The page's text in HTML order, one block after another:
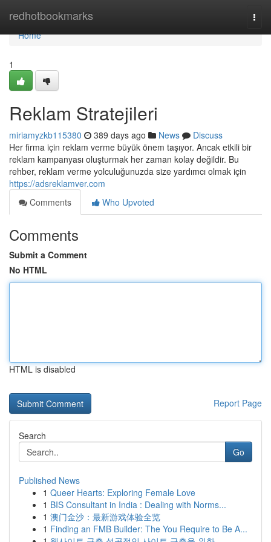
redhotbookmarks
Home
Home
1
Reklam Stratejileri
miriamyzkb115380 389 days ago News
Discuss
Her firma için reklam verme büyük önem taşıyor. Ancak etkili bir
reklam kampanyası oluşturmak her zaman kolay değildir. Bu
rehber, reklam verme yolculuğunuzda size yardımcı olmak için
https://adsreklamver.com
Comments
Who Upvoted
Comments
Submit a Comment
No HTML
HTML is disabled
Report Page
Search
Go
Published News
1 Queer Hearts: Exploring Female Love
1 BIS Consultant in India : Dealing with Norms...
1 澳门金沙：最新游戏体验全览
1 Finding an FMB Builder: The You Require to Be A...